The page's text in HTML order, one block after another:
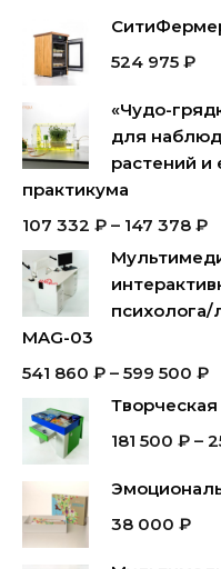
524 975 ₽
«Чудо-
для
растений и
практикума
107 332 ₽ – 147 378 ₽
MAG-03
541 860 ₽ – 599 500 ₽
181 500 ₽ –
38 000 ₽